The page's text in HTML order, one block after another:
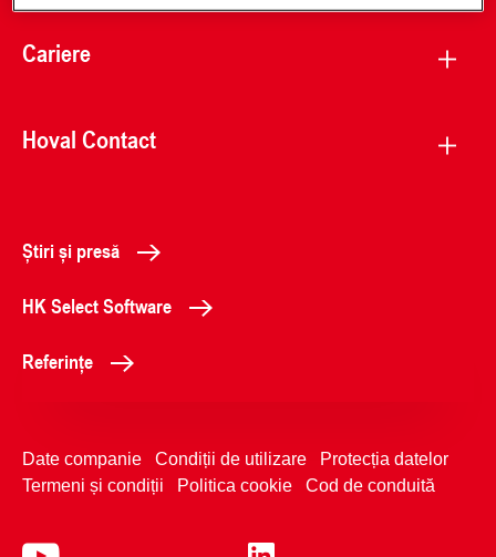
Cariere
Hoval Contact
Știri și presă
HK Select Software
Referințe
Date companie Condiții de utilizare
Protecția datelor
Termeni și condiții
Politica cookie Cod de conduită